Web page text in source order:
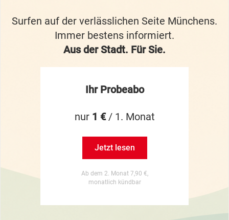
Surfen auf der verlässlichen Seite Münchens.
Immer bestens informiert.
Aus der Stadt. Für Sie.
Ihr Probeabo
nur 1 €/ 1. Monat
Jetzt lesen
Ab dem 2. Monat 7,90 €,
monatlich kündbar